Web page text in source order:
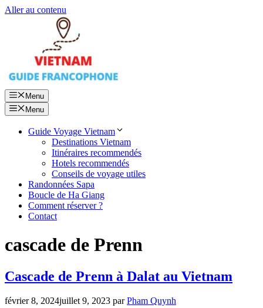
Aller au contenu
Menu
Menu
Guide Voyage Vietnam
Destinations Vietnam
Itinéraires recommendés
Hotels recommendés
Conseils de voyage utiles
Randonnées Sapa
Boucle de Ha Giang
Comment réserver ?
Contact
cascade de Prenn
Cascade de Prenn à Dalat au Vietnam
février 8, 2024juillet 9, 2023 parPham Quynh